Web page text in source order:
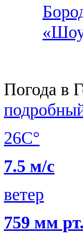
«Шоу
Погода в
26C°
7.5 м/с
ветер
759 мм